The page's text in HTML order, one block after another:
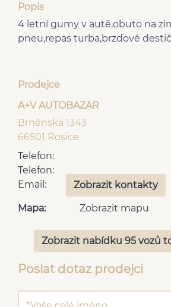
spolujezdce
el.
zadní stěrač
senzor
senzor tlaku v
man. klimatizace
6x airbag
Popis
4 letní gumy v autě,obuto na
pneu,repas turba,brzdové
Prodejce
A+V AUTOBAZAR
Brněnská 1343
66501 Rosice
Telefon:
Telefon:
Email:
Zobrazit kontakty
Mapa: Zobrazit mapu
Zobrazit nabídku 95 vozů
Poslat dotaz prodejci